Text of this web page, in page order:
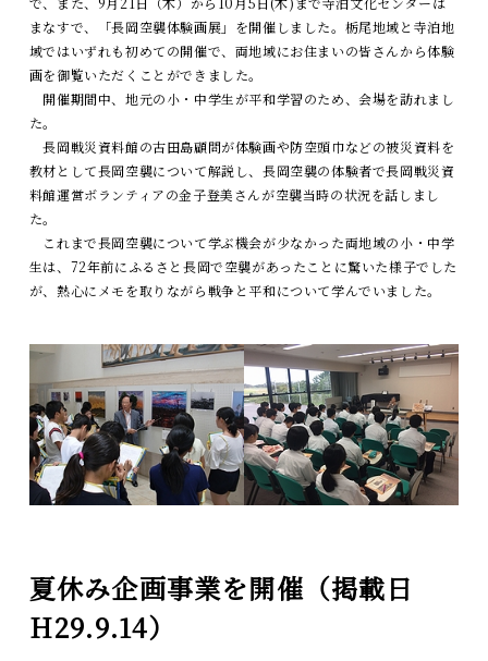
まなすで、「長岡空襲体験画展」を開催しました。栃尾地域と寺泊地
域ではいずれも初めての開催で、両地域にお住まいの皆さんから体験
画を御覧いただくことができました。
開催期間中、地元の小・中学生が平和学習のため、会場を訪れまし
た。
長岡戦災資料館の古田島顧問が体験画や防空頭巾などの被災資料を
教材として長岡空襲について解説し、長岡空襲の体験者で長岡戦災資
料館運営ボランティアの金子登美さんが空襲当時の状況を話しまし
た。
これまで長岡空襲について学ぶ機会が少なかった両地域の小・中学
生は、72年前にふるさと長岡で空襲があったことに驚いた様子でした
が、熱心にメモを取りながら戦争と平和について学んでいました。
夏休み企画事業を開催（掲載日
H29.9.14）